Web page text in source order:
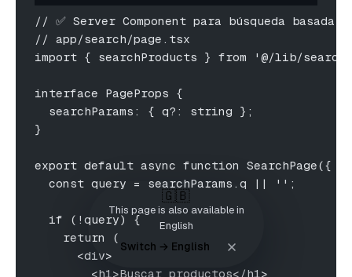
// ✅ Server Component para búsqueda basada
// app/search/page.tsx
import { searchProducts } from '@/lib/
interface PageProps {
  searchParams: { q?: string };
}
export default async function SearchPage({
  const query = searchParams.q || '';
  if (!query) {
    return (
      <div>
        <h1>Buscar productos</h1>
🇬🇧
This page is also available in
English
Switch → English